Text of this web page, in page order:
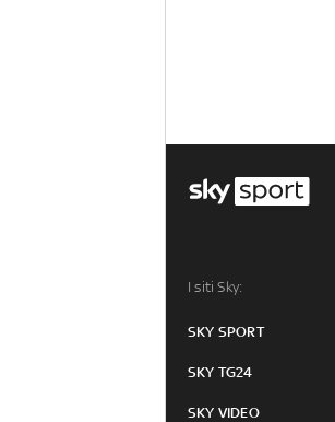
I siti Sky:
SKY SPORT
SKY TG24
SKY VIDEO